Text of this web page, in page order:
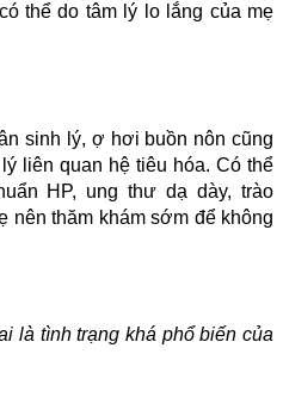
thể do tâm lý lo lắng của mẹ
sinh lý, ợ hơi buồn nôn cũng
liên quan hệ tiêu hóa. Có thể
HP, ung thư dạ dày, trào
nên thăm khám sớm để không
là tình trạng khá phổ biến của